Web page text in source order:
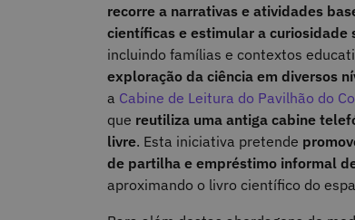
recorre a narrativas e atividades
científicas e estimular a curiosidade
incluindo famílias e contextos
exploração da ciência em diversos
a Cabine de Leitura do Pavilhão do
que reutiliza uma antiga cabine
livre. Esta iniciativa pretende
de partilha e empréstimo informal
aproximando o livro científico do